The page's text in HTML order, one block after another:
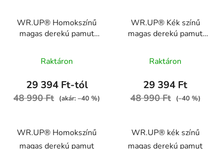
WR.UP® Homokszínű
magas derekú pamut
WRUP1HC001ORG,
M35
Raktáron
29 394 Ft-tól
48 990 Ft (akár: –40 %)
WR.UP® Homokszínű
magas derekú pamut
WR.UP® Kék színű
magas derekú pamut
WRUP1HC001ORG,
B57
Raktáron
29 394 Ft
48 990 Ft (–40 %)
WR.UP® kék színű
magas derekú pamut